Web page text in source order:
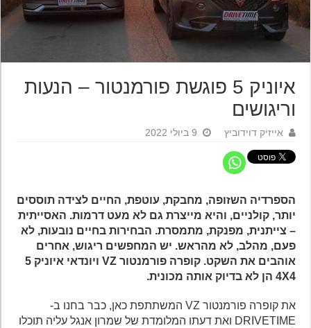
איוניק 5 פוגשת פורמנטור – הנעות
וריגושים
אייזיק דוידוביץ 9 ביולי 2022
הספרדיה השזופה, מחבקת, עוטפת, החיים לצידה תוססים
יותר, קולניים, והיא מייצרת גם לא מעט דרמות. האסייתית
– צייתנית, מפנקת, מתמסרת. הבחירות בחיים נובעות, לא
פעם, מהלב, לא מהראש. יש המחפשים ריגוש, אחרים
אוהבים את השקט. קופרה פורמנטור VZ ו
יונדאי איוניק 5
4X4הן לא בדיוק אותה מכונית.
את קופרה פורמנטור VZ המשתתפת כאן, כבר בחנו ב-
DRIVETIME ואת דעתו המלומדת של שמרון אנגל עליה תוכלו